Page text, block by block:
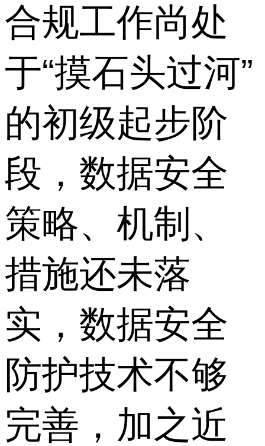
合规工作尚处
于“摸石头过河”
的初级起步阶
段，数据安全
策略、机制、
措施还未落
实，数据安全
防护技术不够
完善，加之近